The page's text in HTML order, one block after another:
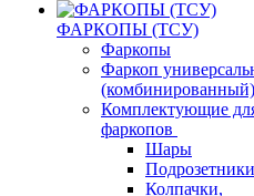
ФАРКОПЫ (ТСУ)
Фаркопы
Фаркоп
(комбинированный)
Комплектующие
фаркопов
Шары
Подрозетники
Колпачки,